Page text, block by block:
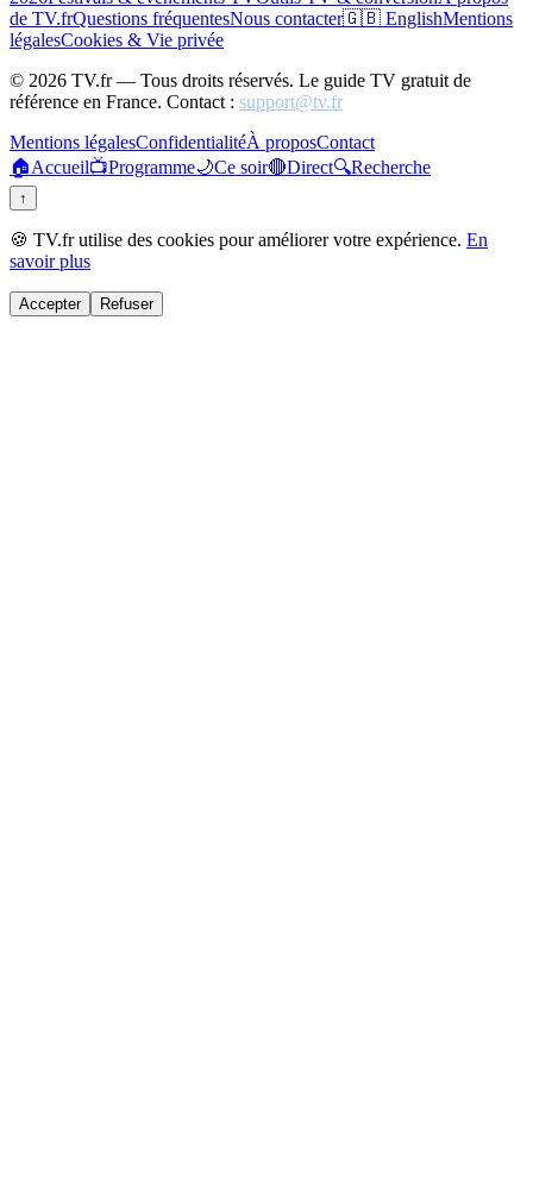
de TV.frQuestions fréquentesNous contacter🇬🇧 EnglishMentions
légalesCookies & Vie privée
© 2026 TV.fr — Tous droits réservés. Le guide TV gratuit de
référence en France. Contact : support@tv.fr
Mentions légalesConfidentialitéÀ proposContact
🏠Accueil📺Programme🌙Ce soir🔴Direct🔍Recherche
↑
🍪 TV.fr utilise des cookies pour améliorer votre expérience. En
savoir plus
Accepter Refuser